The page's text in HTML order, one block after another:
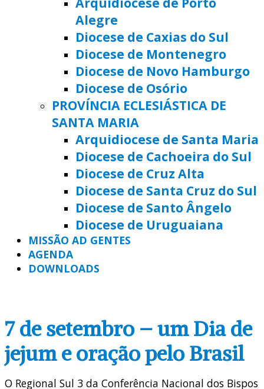
Alegre
Diocese de Caxias do Sul
Diocese de Montenegro
Diocese de Novo Hamburgo
Diocese de Osório
PROVÍNCIA ECLESIÁSTICA DE
SANTA MARIA
Arquidiocese de Santa Maria
Diocese de Cachoeira do Sul
Diocese de Cruz Alta
Diocese de Santa Cruz do Sul
Diocese de Santo Ângelo
Diocese de Uruguaiana
MISSÃO AD GENTES
AGENDA
DOWNLOADS
7 de setembro – um Dia de
jejum e oração pelo Brasil
O Regional Sul 3 da Conferência Nacional dos Bispos